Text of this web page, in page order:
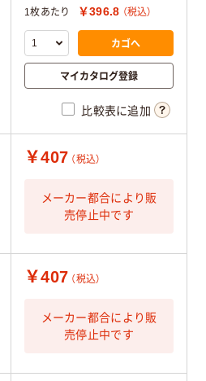
1枚あたり
￥396.8 （税込）
カゴへ
マイカタログ登録
比較表に追加
￥407 （税込）
メーカー都合により販
売停止中です
￥407 （税込）
メーカー都合により販
売停止中です